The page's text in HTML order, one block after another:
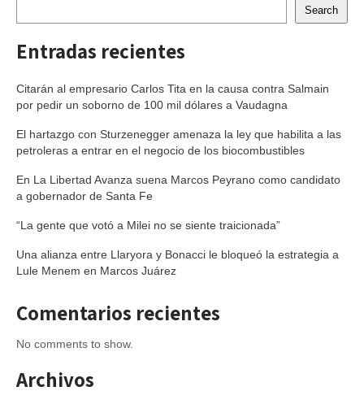
Search
Entradas recientes
Citarán al empresario Carlos Tita en la causa contra Salmain
por pedir un soborno de 100 mil dólares a Vaudagna
El hartazgo con Sturzenegger amenaza la ley que habilita a las
petroleras a entrar en el negocio de los biocombustibles
En La Libertad Avanza suena Marcos Peyrano como candidato
a gobernador de Santa Fe
“La gente que votó a Milei no se siente traicionada”
Una alianza entre Llaryora y Bonacci le bloqueó la estrategia a
Lule Menem en Marcos Juárez
Comentarios recientes
No comments to show.
Archivos